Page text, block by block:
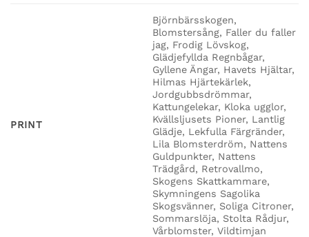
PRINT
Björnbärsskogen,
Blomstersång, Faller du faller
jag, Frodig Lövskog,
Glädjefyllda Regnbågar,
Gyllene Ängar, Havets Hjältar,
Hilmas Hjärtekärlek,
Jordgubbsdrömmar,
Kattungelekar, Kloka ugglor,
Kvällsljusets Pioner, Lantlig
Glädje, Lekfulla Färgränder,
Lila Blomsterdröm, Nattens
Guldpunkter, Nattens
Trädgård, Retrovallmo,
Skogens Skattkammare,
Skymningens Sagolika
Skogsvänner, Soliga Citroner,
Sommarslöja, Stolta Rådjur,
Vårblomster, Vildtimjan